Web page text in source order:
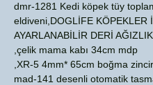
dmr-1281 Kedi köpek tüy
eldiveni,DOGLİFE KÖPEKLER
AYARLANABİLİR DERİ
çelik mama kabı 34cm mdp,
XR-5 4mm* 65cm boğma
mad-141 desenli otomatik